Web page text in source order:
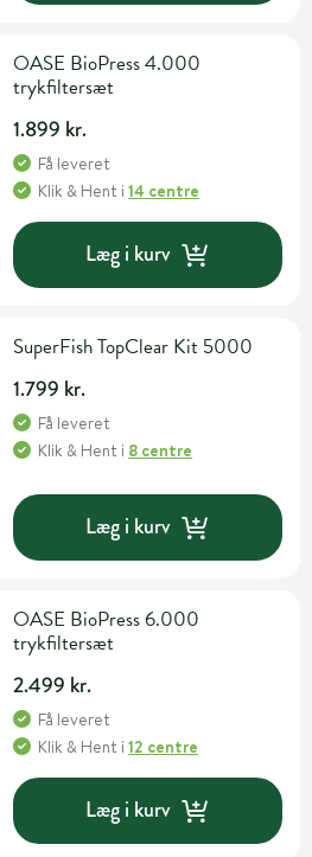
OASE BioPress 4.000
trykfiltersæt
1.899 kr.
Få leveret
Klik & Hent i14 centre
Læg i kurv
SuperFish TopClear Kit 5000
1.799 kr.
Få leveret
Klik & Hent i 8 centre
Læg i kurv
OASE BioPress 6.000
trykfiltersæt
2.499 kr.
Få leveret
Klik & Hent i12 centre
Læg i kurv